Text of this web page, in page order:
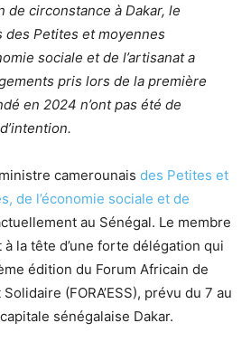
de circonstance à Dakar, le
Petites et moyennes
sociale et de l’artisanat a
pris lors de la première
en 2024 n’ont pas été de
camerounais des Petites et
de l’économie sociale et de
au Sénégal. Le membre
la tête d’une forte délégation qui
édition du Forum Africain de
(FORA’ESS), prévu du 7 au
sénégalaise Dakar.